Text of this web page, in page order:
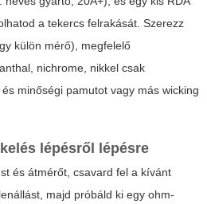
a tekercs felrakását. Szerezz
külön mérő), megfelelő
nichrome, nikkel csak
minőségi pamutot vagy más wicking
lépésről lépésre
és átmérőt, csavard fel a kívánt
majd próbáld ki egy ohm-